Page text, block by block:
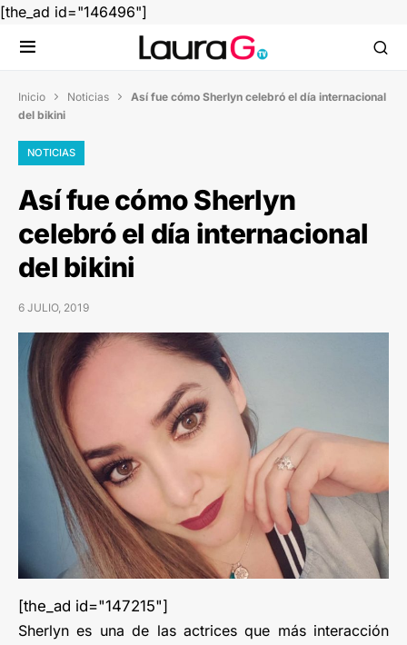
[the_ad id="146496"]
Inicio  Noticias  Así fue cómo Sherlyn celebró el día internacional
del bikini
NOTICIAS
Así fue cómo Sherlyn
celebró el día internacional
del bikini
6 JULIO, 2019
[the_ad id="147215"]
Sherlyn es una de las actrices que más interacción